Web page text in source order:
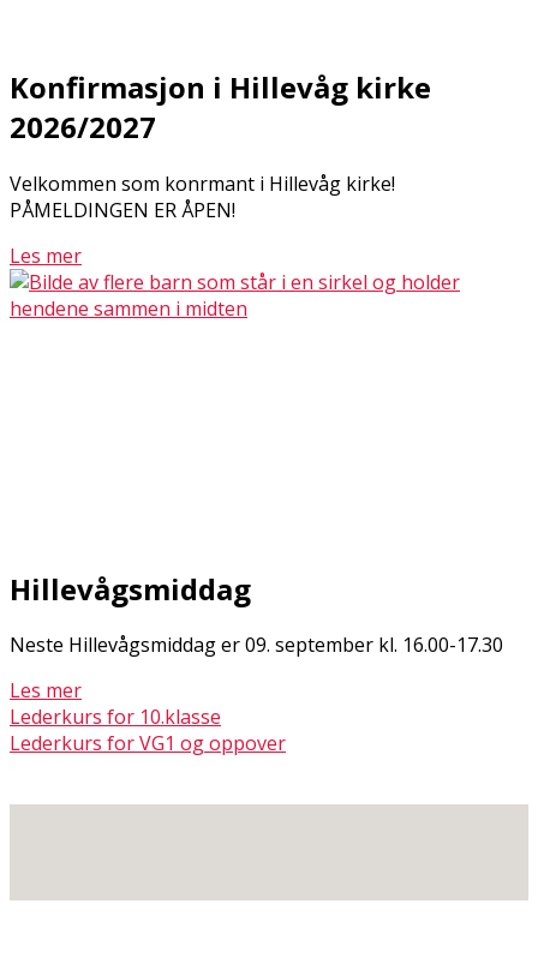
Konfirmasjon i Hillevåg kirke
2026/2027
Velkommen som konfirmant i Hillevåg kirke!
PÅMELDINGEN ER ÅPEN!
Les mer
Hillevågsmiddag
Neste Hillevågsmiddag er 09. september kl. 16.00-17.30
Les mer
Lederkurs for 10.klasse
Lederkurs for VG1 og oppover